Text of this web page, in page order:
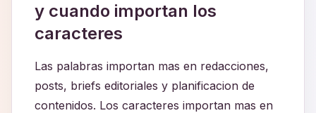
y cuando importan los
caracteres
Las palabras importan mas en redacciones,
posts, briefs editoriales y planificacion de
contenidos. Los caracteres importan mas en